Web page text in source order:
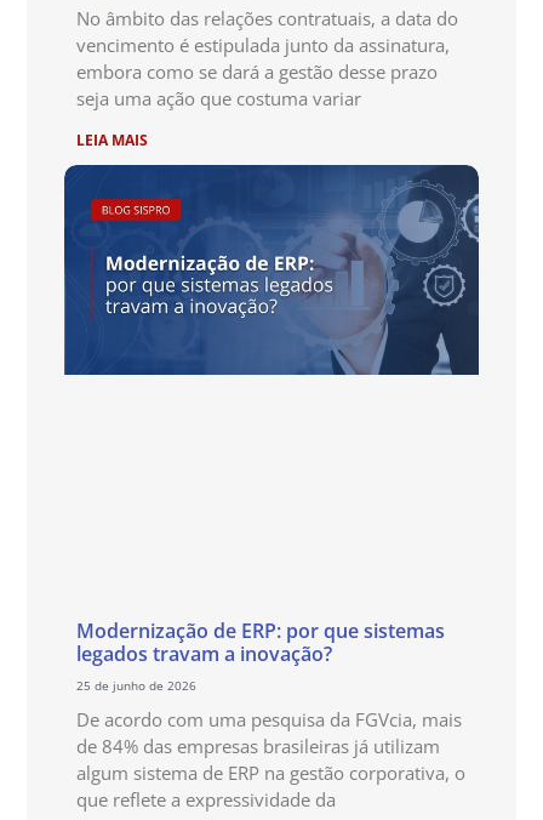
No âmbito das relações contratuais, a data do
vencimento é estipulada junto da assinatura,
embora como se dará a gestão desse prazo
seja uma ação que costuma variar
LEIA MAIS
Modernização de ERP: por que sistemas
legados travam a inovação?
25 de junho de 2026
De acordo com uma pesquisa da FGVcia, mais
de 84% das empresas brasileiras já utilizam
algum sistema de ERP na gestão corporativa, o
que reflete a expressividade da